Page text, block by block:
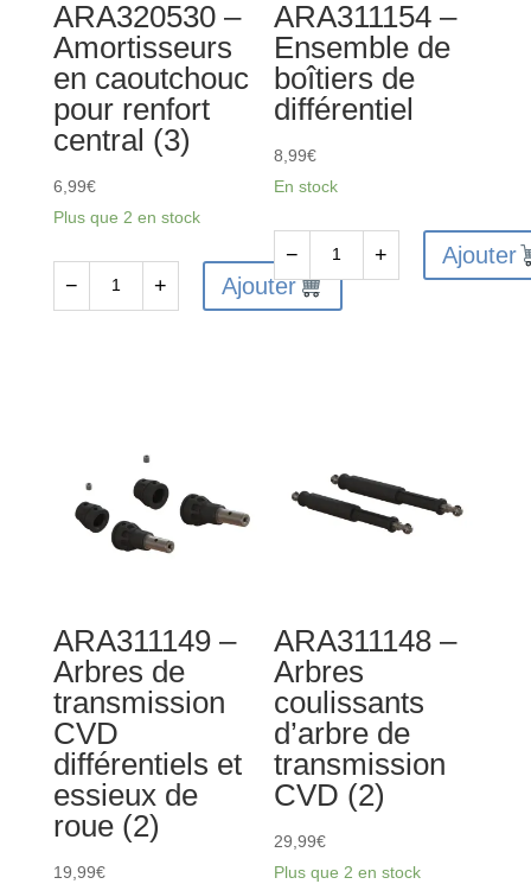
Gear
ARA320530 –
Amortisseurs
en caoutchouc
pour renfort
central (3)
6,99€
Plus que 2 en stock
caoutchouc
pour
− + Ajouter
ARA311154 –
Ensemble de
boîtiers de
différentiel
8,99€
En stock
de
différentiel
− + Ajouter
ARA311149 –
Arbres de
transmission
CVD
différentiels et
essieux de
roue (2)
19,99€
ARA311148 –
Arbres
coulissants
d’arbre de
transmission
CVD (2)
29,99€
Plus que 2 en stock